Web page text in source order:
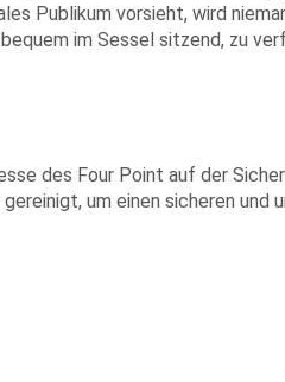
Publikum vorsieht, wird
im Sessel sitzend, zu
des Four Point auf der
um einen sicheren